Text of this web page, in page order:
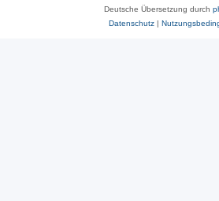
Deutsche Übersetzung durch
Datenschutz|